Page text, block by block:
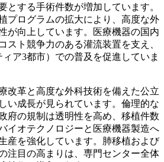
とする手術件数が増加しています。
プログラムの拡大により、高度な外
が向上しています。医療機器の国内
スト競争力のある灌流装置を支え、
ア3都市）での普及を促進していま
改革と高度な外科技術を備えた公立
い成長が見られています。倫理的な
府の規制は透明性を高め、移植件数
イオテクノロジーと医療機器製造へ
産を強化しています。肺移植および
注目の高まりは、専門センター全体